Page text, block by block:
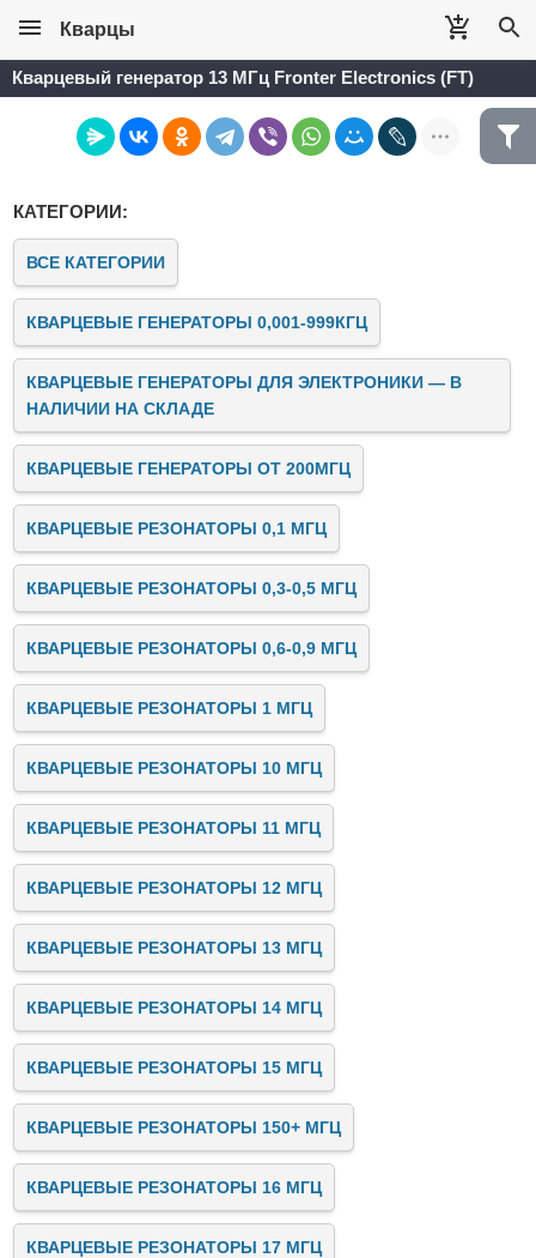
Кварцы
Кварцевый генератор 13 МГц Fronter Electronics (FT)
КАТЕГОРИИ:
ВСЕ КАТЕГОРИИ
КВАРЦЕВЫЕ ГЕНЕРАТОРЫ 0,001-999КГЦ
КВАРЦЕВЫЕ ГЕНЕРАТОРЫ ДЛЯ ЭЛЕКТРОНИКИ — В
НАЛИЧИИ НА СКЛАДЕ
КВАРЦЕВЫЕ ГЕНЕРАТОРЫ ОТ 200МГЦ
КВАРЦЕВЫЕ РЕЗОНАТОРЫ 0,1 МГЦ
КВАРЦЕВЫЕ РЕЗОНАТОРЫ 0,3-0,5 МГЦ
КВАРЦЕВЫЕ РЕЗОНАТОРЫ 0,6-0,9 МГЦ
КВАРЦЕВЫЕ РЕЗОНАТОРЫ 1 МГЦ
КВАРЦЕВЫЕ РЕЗОНАТОРЫ 10 МГЦ
КВАРЦЕВЫЕ РЕЗОНАТОРЫ 11 МГЦ
КВАРЦЕВЫЕ РЕЗОНАТОРЫ 12 МГЦ
КВАРЦЕВЫЕ РЕЗОНАТОРЫ 13 МГЦ
КВАРЦЕВЫЕ РЕЗОНАТОРЫ 14 МГЦ
КВАРЦЕВЫЕ РЕЗОНАТОРЫ 15 МГЦ
КВАРЦЕВЫЕ РЕЗОНАТОРЫ 150+ МГЦ
КВАРЦЕВЫЕ РЕЗОНАТОРЫ 16 МГЦ
КВАРЦЕВЫЕ РЕЗОНАТОРЫ 17 МГЦ